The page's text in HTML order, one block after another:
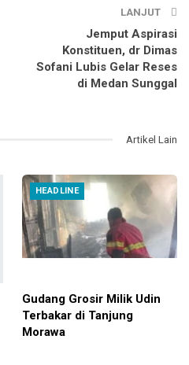
LANJUT
Jemput Aspirasi
Konstituen, dr Dimas
Sofani Lubis Gelar Reses
di Medan Sunggal
Artikel Lain
HEADLINE
Gudang Grosir Milik Udin
Terbakar di Tanjung
Morawa